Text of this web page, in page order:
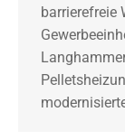
barrierefreie